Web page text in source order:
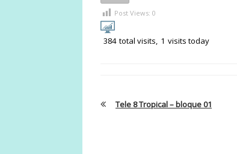
Post Views: 0
384 total visits, 1 visits today
Tele 8 Tropical – bloque 01